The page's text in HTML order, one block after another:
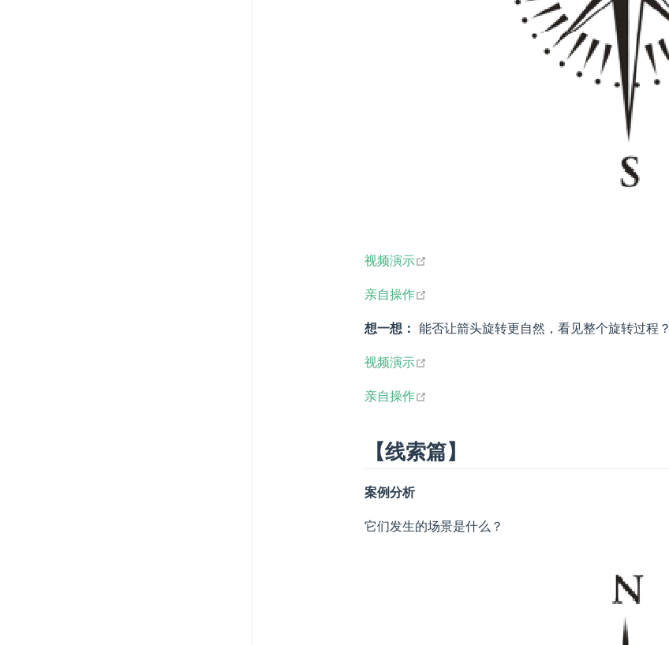
视频演示
亲自操作
想一想： 能否让箭头旋转更自然，看见整个旋转过程？
视频演示
亲自操作
【线索篇】
案例分析
它们发生的场景是什么？